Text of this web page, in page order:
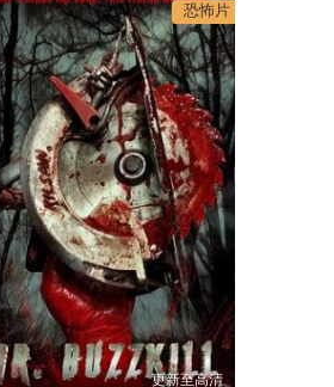
恐怖片
更新至高清